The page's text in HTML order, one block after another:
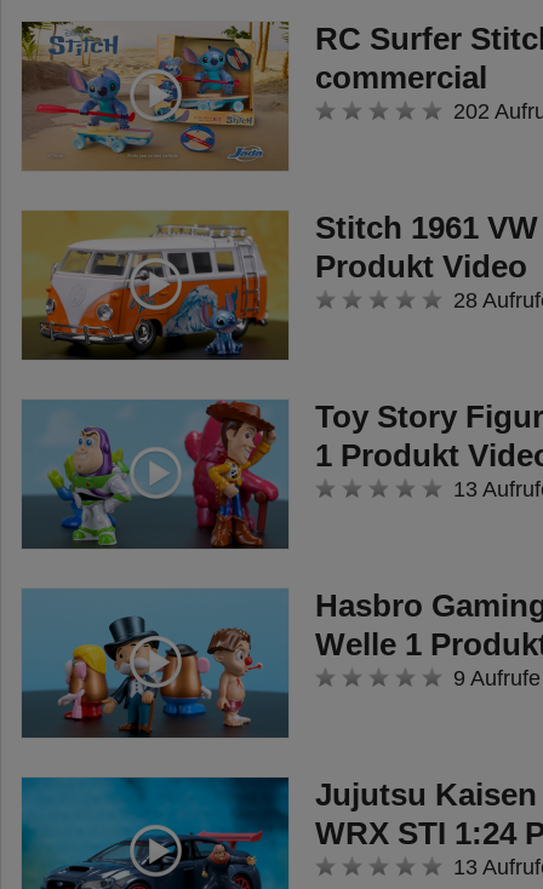
RC Surfer
commercial
202
Stitch 1961
Produkt Video
28
Toy Story
1 Produkt
13
Hasbro
Welle 1
9 Aufrufe
Jujutsu Kaisen
WRX STI 1:24
13